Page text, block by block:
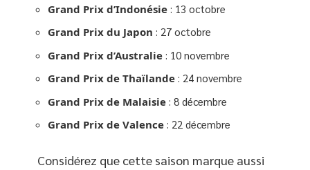
Grand Prix d’Indonésie : 13 octobre
Grand Prix du Japon : 27 octobre
Grand Prix d’Australie : 10 novembre
Grand Prix de Thaïlande : 24 novembre
Grand Prix de Malaisie : 8 décembre
Grand Prix de Valence : 22 décembre
Considérez que cette saison marque aussi